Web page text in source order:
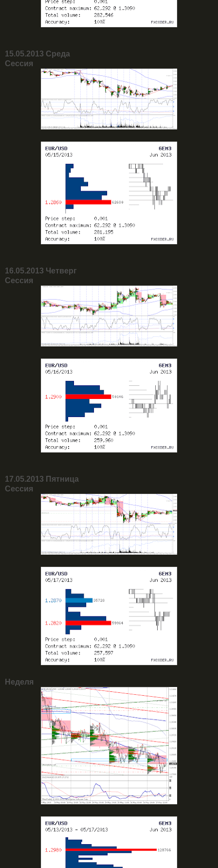
15.05.2013 Среда
Сессия
16.05.2013 Четверг
Сессия
17.05.2013 Пятница
Сессия
Неделя